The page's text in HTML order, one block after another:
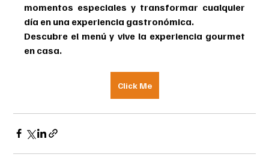
momentos especiales y transformar cualquier
día en una experiencia gastronómica.
Descubre el menú y vive la experiencia gourmet
en casa.
Click Me